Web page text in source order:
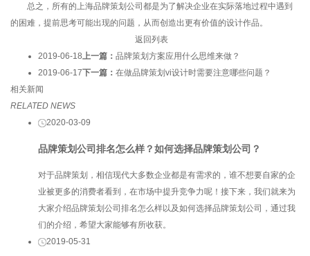
总之，所有的上海品牌策划公司都是为了解决企业在实际落地过程中遇到
的困难，提前思考可能出现的问题，从而创造出更有价值的设计作品。
返回列表
2019-06-18上一篇： 品牌策划方案​应用什么思维来做？
2019-06-17下一篇： 在做品牌策划vi设计时需要注意哪些问题？
相关新闻
RELATED NEWS
2020-03-09
品牌策划公司排名怎么样？如何选择品牌策划公司？
对于品牌策划，相信现代大多数企业都是有需求的，谁不想要自家的企
业被更多的消费者看到，在市场中提升竞争力呢！接下来，我们就来为
大家介绍品牌策划公司排名怎么样以及如何选择品牌策划公司，通过我
们的介绍，希望大家能够有所收获。
2019-05-31